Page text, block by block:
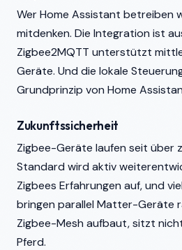
Wer Home Assistant betreiben
mitdenken. Die Integration ist
Zigbee2MQTT unterstützt
Geräte. Und die lokale
Grundprinzip von Home
Zukunftssicherheit
Zigbee-Geräte laufen seit über
Standard wird aktiv
Zigbees Erfahrungen auf, und
bringen parallel Matter-Geräte
Zigbee-Mesh aufbaut, sitzt
Pferd.